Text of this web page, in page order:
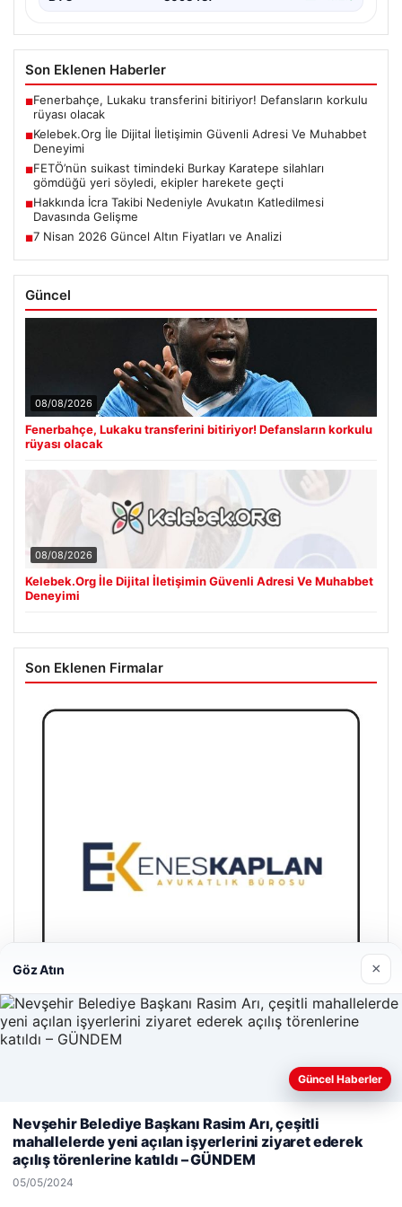
Son Eklenen Haberler
■Fenerbahçe, Lukaku transferini bitiriyor! Defansların korkulu
rüyası olacak
■Kelebek.Org İle Dijital İletişimin Güvenli Adresi Ve Muhabbet
Deneyimi
■FETÖ’nün suikast timindeki Burkay Karatepe silahları
gömdüğü yeri söyledi, ekipler harekete geçti
■Hakkında İcra Takibi Nedeniyle Avukatın Katledilmesi
Davasında Gelişme
■7 Nisan 2026 Güncel Altın Fiyatları ve Analizi
Güncel
08/08/2026
Fenerbahçe, Lukaku transferini bitiriyor! Defansların korkulu
rüyası olacak
08/08/2026
Kelebek.Org İle Dijital İletişimin Güvenli Adresi Ve Muhabbet
Deneyimi
Son Eklenen Firmalar
deneyiminizi kişiselleştirmek ve geliştirmek amacıyla çerezler
kullanıyoruz.Çerez Politikamız
Reddet
Göz Atın ×
Güncel Haberler
Nevşehir Belediye Başkanı Rasim Arı, çeşitli
mahallelerde yeni açılan işyerlerini ziyaret ederek
açılış törenlerine katıldı – GÜNDEM
05/05/2024